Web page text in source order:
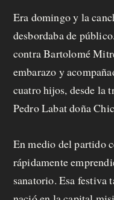
n
d
á
t
u
p
r
o
Era domingo y la
desbordaba de
contra Bartolomé
embarazo y
cuatro hijos, desde la
Pedro Labat doña
En medio del partido
rápidamente
sanatorio. Esa festiva